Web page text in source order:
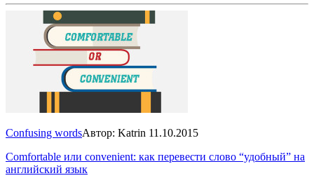
Confusing wordsАвтор: Katrin 11.10.2015
Comfortable или convenient: как перевести слово “удобный” на
английский язык